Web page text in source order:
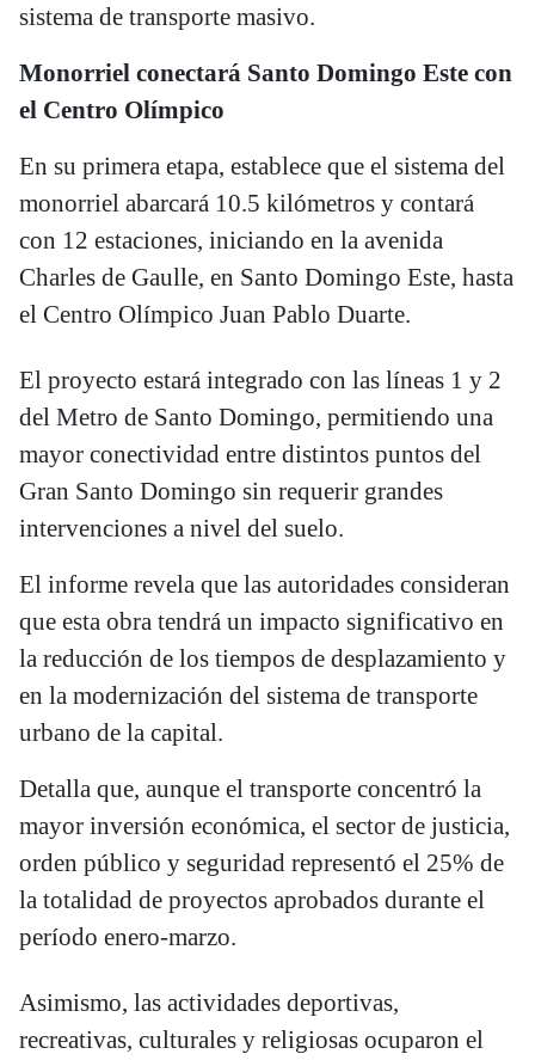
sistema de transporte masivo.
Monorriel conectará Santo Domingo Este con
el Centro Olímpico
En su primera etapa, establece que el sistema del
monorriel abarcará 10.5 kilómetros y contará
con 12 estaciones, iniciando en la avenida
Charles de Gaulle, en Santo Domingo Este, hasta
el Centro Olímpico Juan Pablo Duarte.
El proyecto estará integrado con las líneas 1 y 2
del Metro de Santo Domingo, permitiendo una
mayor conectividad entre distintos puntos del
Gran Santo Domingo sin requerir grandes
intervenciones a nivel del suelo.
El informe revela que las autoridades consideran
que esta obra tendrá un impacto significativo en
la reducción de los tiempos de desplazamiento y
en la modernización del sistema de transporte
urbano de la capital.
Detalla que, aunque el transporte concentró la
mayor inversión económica, el sector de justicia,
orden público y seguridad representó el 25% de
la totalidad de proyectos aprobados durante el
período enero-marzo.
Asimismo, las actividades deportivas,
recreativas, culturales y religiosas ocuparon el